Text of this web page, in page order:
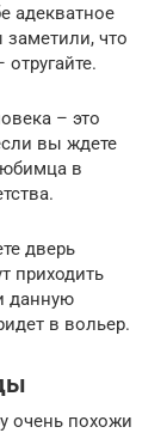
адекватное
заметили, что
– это
вы ждете
в
дверь
приходить
данную
в вольер.
очень похожи